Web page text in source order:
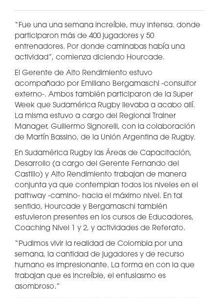
“Fue una una semana increíble, muy intensa. donde
participaron más de 400 jugadores y 50
entrenadores. Por donde caminabas había una
actividad”, comienza diciendo Hourcade.
El Gerente de Alto Rendimiento estuvo
acompañado por Emiliano Bergamaschi -consultor
externo-. Ambos también participaron de la Super
Week que Sudamérica Rugby llevaba a acabo allí.
La misma estuvo a cargo del Regional Trainer
Manager, Guillermo Signorelli, con la colaboración
de Martín Bassino, de la Unión Argentina de Rugby.
En Sudamérica Rugby las Áreas de Capacitación,
Desarrollo (a cargo del Gerente Fernando del
Castillo) y Alto Rendimiento trabajan de manera
conjunta ya que contemplan todos los niveles en el
pathway -camino- hacia el máximo nivel. En tal
sentido, Hourcade y Bergamaschi también
estuvieron presentes en los cursos de Educadores,
Coaching Nivel 1 y 2, y actividades de Referato.
“Pudimos vivir la realidad de Colombia por una
semana, la cantidad de jugadores y de recurso
humano es impresionante. La forma en con la que
trabajan que es increíble, el entusiasmo es
asombroso.”